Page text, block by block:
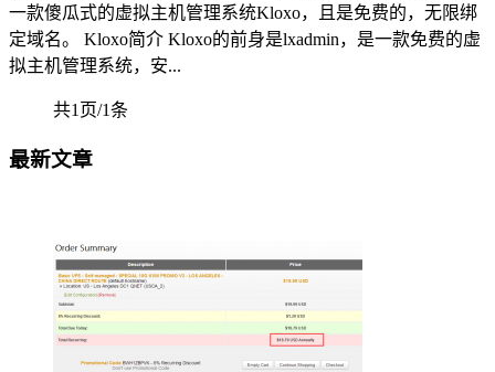
一款傻瓜式的虚拟主机管理系统Kloxo，且是免费的，无限绑
定域名。 Kloxo简介 Kloxo的前身是lxadmin，是一款免费的虚
拟主机管理系统，安...
共1页/1条
最新文章